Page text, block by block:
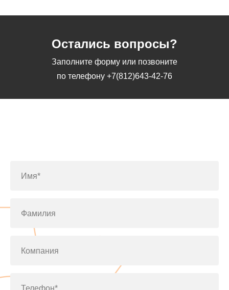
Остались вопросы?
Заполните форму или позвоните
по телефону +7(812)643-42-76
Имя*
Фамилия
Компания
Телефон*